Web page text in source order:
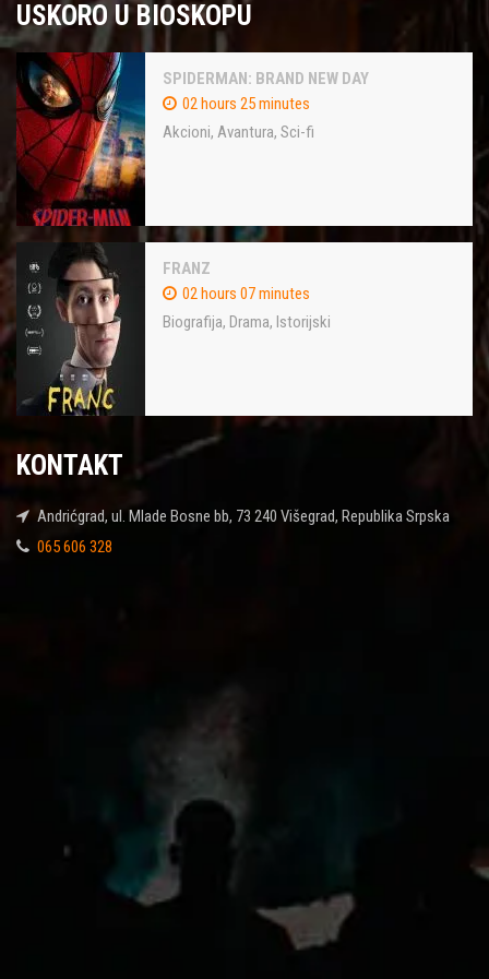
USKORO U BIOSKOPU
SPIDERMAN: BRAND NEW DAY
02 hours 25 minutes
Akcioni, Avantura, Sci-fi
FRANZ
02 hours 07 minutes
Biografija, Drama, Istorijski
KONTAKT
Andrićgrad, ul. Mlade Bosne bb, 73 240 Višegrad, Republika Srpska
065 606 328